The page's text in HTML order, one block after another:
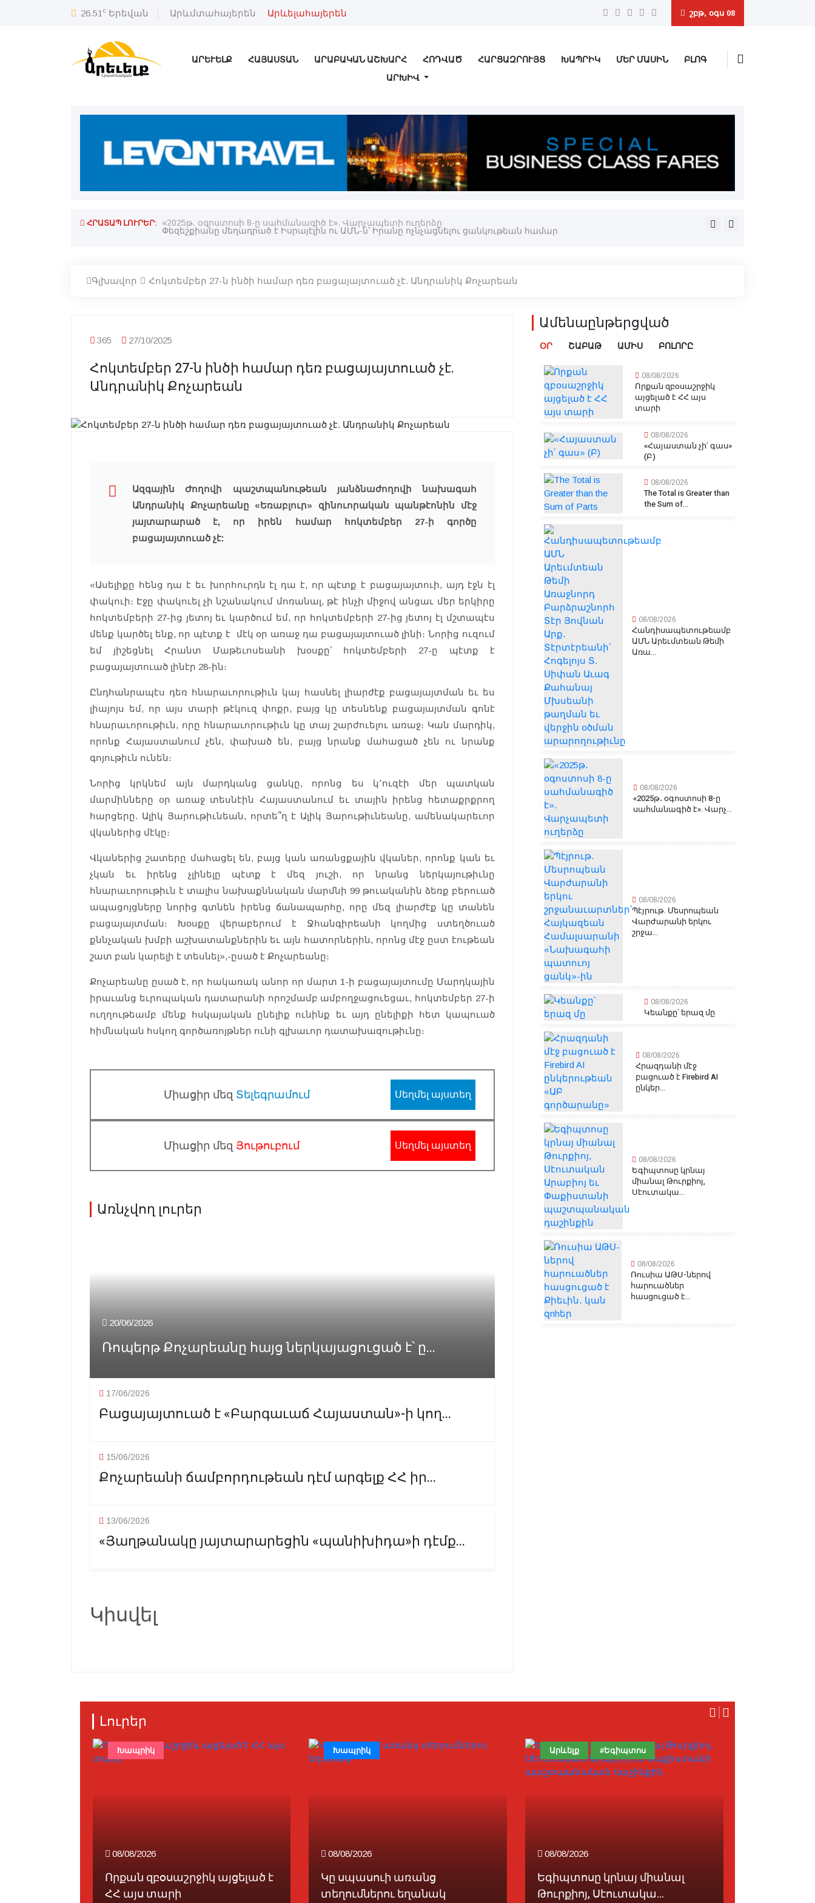
26.51 c Երեվան Արևմտահայերեն Արևելահայերեն շբթ, օգս 08
ԱՐԵՒԵԼՔ ՀԱՅԱՍՏԱՆ ԱՐԱԲԱԿԱՆ ԱՇԽԱՐՀ ՀՈԴՎԱԾ ՀԱՐՑԱԶՐՈՒՅՑ ԽԱՊՐԻԿ ՄԵՐ ՄԱՍԻՆ
ԲԼՈԳ
ԱՐԽԻՎ
ՀՐԱՏԱՊ ԼՈՒՐԵՐ: «2025թ․ օգոստոսի 8-ը սահմանագիծ է». Վարչապետի ուղերձը Փաշինեանն ու Ալիեւը
Գլխավոր Հոկտեմբեր 27-ն ինծի համար դեռ բացայայտուած չէ. Անդրանիկ Քոչարեան
365 27/10/2025
Հոկտեմբեր 27-ն ինծի համար դեռ բացայայտուած չէ.
Անդրանիկ Քոչարեան
Ազգային Ժողովի պաշտպանութեան յանձնաժողովի նախագահ
Անդրանիկ Քոչարեանը «Եռաբլուր» զինուորական պանթէոնին մէջ
յայտարարած է, որ իրեն համար հոկտեմբեր 27-ի գործը
բացայայտուած չէ:
«Ասելիքը հենց դա է եւ խորհուրդն էլ դա է, որ պէտք է բացայայտուի, այդ էջն էլ
փակուի։ Էջը փակուել չի նշանակում մոռանալ, թէ ինչի միջով անցաւ մեր երկիրը
հոկտեմբերի 27-ից յետոյ եւ կարծում եմ, որ հոկտեմբերի 27-ից յետոյ էլ մշտապէս
մենք կարծել ենք, որ պէտք է մէկ օր առաջ դա բացայայտուած լինի։ Նորից ուզում
եմ յիշեցնել Հրանտ Մաթեւոսեանի խօսքը՝ հոկտեմբերի 27-ը պէտք է
բացայայտուած լինէր 28-ին։
Ընդհանրապէս դեռ հնարաւորութիւն կայ հասնել լիարժէք բացայայտման եւ ես
լիայոյս եմ, որ այս տարի թէկուզ փոքր, բայց կը տեսնենք բացայայտման գոնէ
հնարաւորութիւն, որը հնարաւորութիւն կը տայ շարժուելու առաջ։ Կան մարդիկ,
որոնք Հայաստանում չեն, փախած են, բայց նրանք մահացած չեն ու նրանք
գոյութիւն ունեն։
Նորից կրկնեմ այն մարդկանց ցանկը, որոնց ես կ՚ուզէի մեր պատկան
մարմինները օր առաջ տեսնէին Հայաստանում եւ տային իրենց հետաքրքրող
հարցերը. Ալիկ Յարութիւնեան, որտե՞ղ է Ալիկ Յարութիւնեանը, ամենակարեւոր
վկաներից մէկը։
Վկաներից շատերը մահացել են, բայց կան առանցքային վկաներ, որոնք կան եւ
չկան եւ իրենց չլինելը պէտք է մեզ յուշի, որ նրանց ներկայութիւնը
հնարաւորութիւն է տալիս նախաքննական մարմնի 99 թուականին ձեռք բերուած
ապացոյցները նորից գտնեն իրենց ճանապարհը, որը մեզ լիարժէք կը տանեն
բացայայտման։ Խօսքը վերաբերում է Ջհանգիրեանի կողմից ստեղծուած
քննչական խմբի աշխատանքներին եւ այն հատորներին, որոնց մէջ ըստ էութեան
շատ բան կարելի է տեսնել»,-ըսած է Քոչարեանը։
Քոչարեանը ըսած է, որ հակառակ անոր որ մարտ 1-ի բացայայտումը Մարդկային
իրաւանց եւրոպական դատարանի որոշմամբ ամբողջացուեցաւ, հոկտեմբեր 27-ի
ուղղութեամբ մենք հսկայական ընելիք ունինք եւ այդ ընելիքի հետ կապուած
հիմնական հսկող գործառոյթներ ունի գլխաւոր դատախազութիւնը։
Միացիր մեզ Տելեգրամում Սեղմել այստեղ
Միացիր մեզ Յութուբում Սեղմել այստեղ
Առնչվող լուրեր
20/06/2026
Ռոպերթ Քոչարեանը հայց ներկայացուցած է՝ ը...
17/06/2026
Բացայայտուած է «Բարգաւաճ Հայաստան»-ի կող...
15/06/2026
Քոչարեանի ճամբորդութեան դէմ արգելք ՀՀ իր...
13/06/2026
«Յաղթանակը յայտարարեցին «պանիխիդա»ի դէմք...
Կիսվել
Ամենաընթերցված
ՕՐ ՇԱԲԱԹ ԱՄԻՍ ԲՈԼՈՐԸ
08/08/2026
Որքան զբօսաշրջիկ
այցելած է ՀՀ այս
տարի
08/08/2026
«Հայաստան չի՛ գաս»
(Բ)
08/08/2026
The Total is Greater than
the Sum of...
08/08/2026
Հանդիսապետութեամբ
ԱՄՆ Արեւմտեան Թեմի
Առա...
08/08/2026
«2025թ․ օգոստոսի 8-ը
սահմանագիծ է». Վարչ...
08/08/2026
Պէյրութ. Մեսրոպեան
Վարժարանի երկու
շրջա...
08/08/2026
Կեանքը՝ երազ մը
08/08/2026
Հրազդանի մէջ
բացուած է Firebird AI
ընկեր...
08/08/2026
Եգիպտոսը կրնայ
միանալ Թուրքիոյ,
Սէուտակա...
08/08/2026
Ռուսիա ԱԹՍ-ներով
հարուածներ
հասցուցած է...
Լուրեր
08/08/2026
Որքան զբօսաշրջիկ այցելած է
ՀՀ այս տարի
Խապրիկ
08/08/2026
Կը սպասուի առանց
տեղումներու եղանակ
Խապրիկ
08/08/2026
Եգիպտոսը կրնայ միանալ
Թուրքիոյ, Սէուտակա...
Արևելք #Եգիպտոս